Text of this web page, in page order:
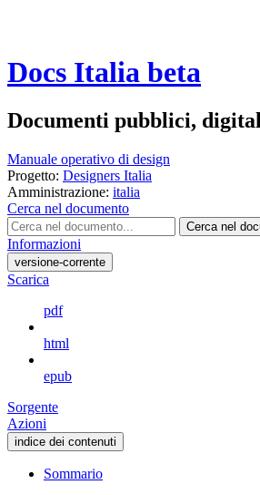
Docs Italia beta
Documenti pubblici,
Manuale operativo di design
Progetto: Designers Italia
Amministrazione: italia
Cerca nel documento
Cerca nel
Informazioni
versione-corrente
Scarica
pdf
html
epub
Sorgente
Azioni
indice dei contenuti
Sommario